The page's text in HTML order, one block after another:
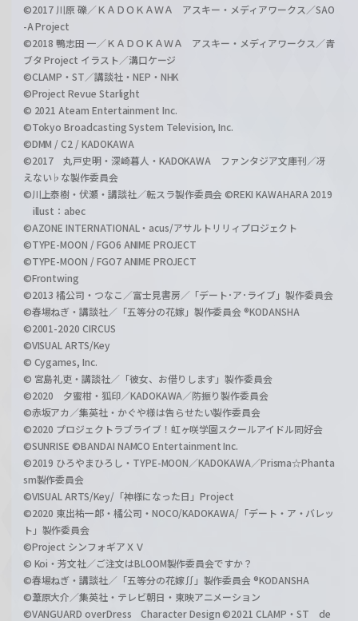
©2017 川原 礫／ＫＡＤＯＫＡＷＡ アスキー・メディアワークス／SAO
-A Project
©2018 鴨志田 一／ＫＡＤＯＫＡＷＡ アスキー・メディアワークス／青
ブタ Project イラスト／溝口ケージ
©CLAMP・ST／講談社・NEP・NHK
©Project Revue Starlight
© 2021 Ateam Entertainment Inc.
©Tokyo Broadcasting System Television, Inc.
©DMM / C2 / KADOKAWA
©2017 丸戸史明・深崎暮人・KADOKAWA ファンタジア文庫刊／冴
えない♭な製作委員会
©川上泰樹・伏瀬・講談社／転スラ製作委員会 ©REKI KAWAHARA 2019
illust：abec
©AZONE INTERNATIONAL・acus/アサルトリリィプロジェクト
©TYPE-MOON / FGO6 ANIME PROJECT
©TYPE-MOON / FGO7 ANIME PROJECT
©Frontwing
©2013 橘公司・つなこ／富士見書房／「デート･ア･ライブ」製作委員会
©春場ねぎ・講談社／「五等分の花嫁」製作委員会 ®KODANSHA
©2001-2020 CIRCUS
©VISUAL ARTS/Key
© Cygames, Inc.
© 宮島礼吏・講談社／「彼女、お借りします」製作委員会
©2020 夕蜜柑・狐印／KADOKAWA／防振り製作委員会
©赤坂アカ／集英社・かぐや様は告らせたい製作委員会
©2020 プロジェクトラブライブ！虹ヶ咲学園スクールアイドル同好会
©SUNRISE ©BANDAI NAMCO Entertainment Inc.
©2019 ひろやまひろし・TYPE-MOON／KADOKAWA／Prisma☆Phanta
sm製作委員会
©VISUAL ARTS/Key/「神様になった日」Project
©2020 東出祐一郎・橘公司・NOCO/KADOKAWA/「デート・ア・バレッ
ト」製作委員会
©Project シンフォギアＸＶ
© Koi・芳文社／ご注文はBLOOM製作委員会ですか？
©春場ねぎ・講談社／「五等分の花嫁∬」製作委員会 ®KODANSHA
©葦原大介／集英社・テレビ朝日・東映アニメーション
©VANGUARD overDress Character Design ©2021 CLAMP・ST de